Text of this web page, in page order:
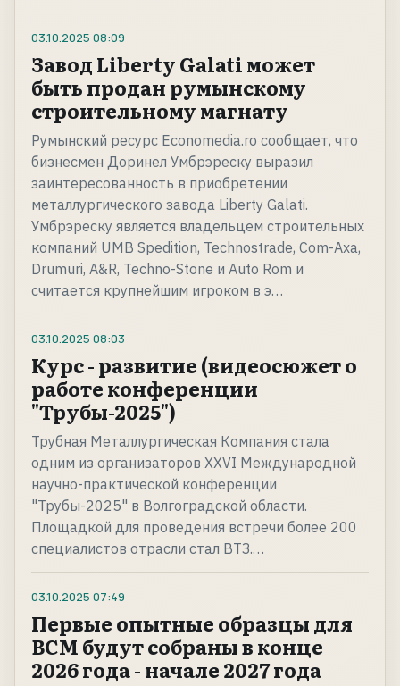
03.10.2025 08:09
Завод Liberty Galati может
быть продан румынскому
строительному магнату
Румынский ресурс Economedia.ro сообщает, что
бизнесмен Доринел Умбрэреску выразил
заинтересованность в приобретении
металлургического завода Liberty Galati.
Умбрэреску является владельцем строительных
компаний UMB Spedition, Technostrade, Com-Axa,
Drumuri, A&R, Techno-Stone и Auto Rom и
считается крупнейшим игроком в э…
03.10.2025 08:03
Курс - развитие (видеосюжет о
работе конференции
"Трубы-2025")
Трубная Металлургическая Компания стала
одним из организаторов XXVI Международной
научно-практической конференции
"Трубы-2025" в Волгоградской области.
Площадкой для проведения встречи более 200
специалистов отрасли стал ВТЗ.…
03.10.2025 07:49
Первые опытные образцы для
ВСМ будут собраны в конце
2026 года - начале 2027 года